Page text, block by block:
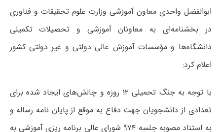
ابوالفضل واحدی معاون آموزشی وزارت علوم تحقیقات و فناوری
در بخشنامه‌ای به معاونان آموزشی و تحصیلات تکمیلی
دانشگاه‌ها و مؤسسات آموزش عالی دولتی و غیر دولتی کشور
اعلام کرد:
با توجه به جنگ تحمیلی ۱۲ روزه و چالش‌های ایجاد شده برای
تعدادی از دانشجویان جهت دفاع به موقع از پایان نامه رساله و
به استناد مصوبه جلسه ۹۷۴ شورای عالی برنامه ریزی آموزشی به